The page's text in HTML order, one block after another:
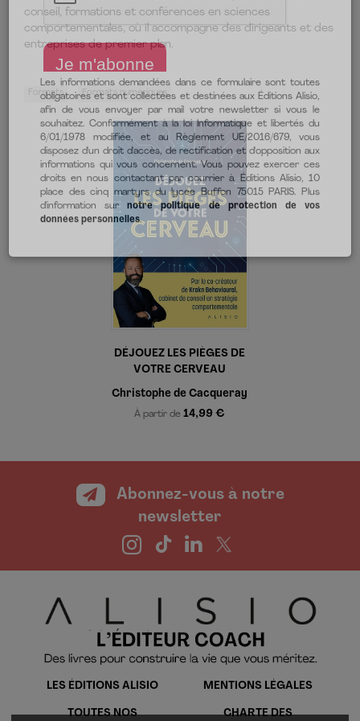
conseil, formations et conférences en sciences
comportementales, où il accompagne des dirigeants et des
entreprises de premier plan.
Formats Formats numériques
DÉJOUEZ LES PIÈGES DE
VOTRE CERVEAU
Christophe de Cacqueray
À partir de14,99 €
Abonnez-vous à notre
newsletter
Les informations demandées dans ce formulaire sont toutes
obligatoires et sont collectées et destinées aux Éditions Alisio,
afin de vous envoyer par mail votre newsletter si vous le
souhaitez. Conformément à la loi Informatique et libertés du
6/01/1978 modifiée, et au Règlement UE/2016/679, vous
disposez d'un droit d'accès, de rectification et d'opposition aux
informations qui vous concernent. Vous pouvez exercer ces
droits en nous contactant par courrier à Éditions Alisio, 10
place des cinq martyrs du lycée Buffon 75015 PARIS. Plus
d'information sur
notre politique de protection de vos
données personnelles.
LES ÉDITIONS ALISIO
TOUTES NOS
MENTIONS LÉGALES
CHARTE DES